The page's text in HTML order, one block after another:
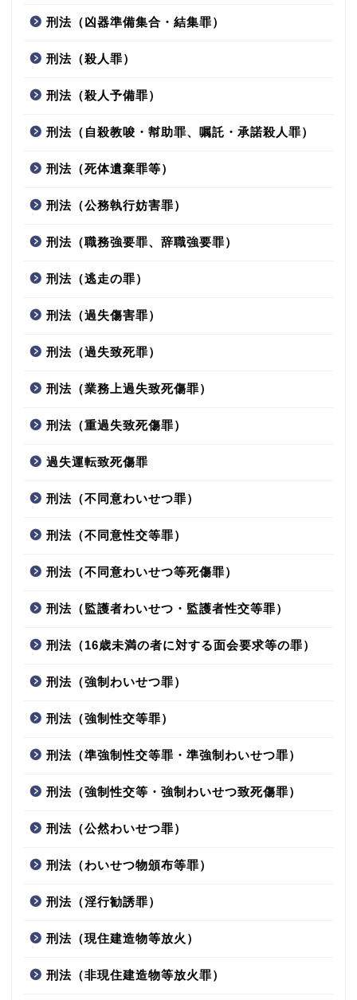
刑法（凶器準備集合・結集罪）
刑法（殺人罪）
刑法（殺人予備罪）
刑法（自殺教唆・幇助罪、嘱託・承諾殺人罪）
刑法（死体遺棄罪等）
刑法（公務執行妨害罪）
刑法（職務強要罪、辞職強要罪）
刑法（逃走の罪）
刑法（過失傷害罪）
刑法（過失致死罪）
刑法（業務上過失致死傷罪）
刑法（重過失致死傷罪）
過失運転致死傷罪
刑法（不同意わいせつ罪）
刑法（不同意性交等罪）
刑法（不同意わいせつ等死傷罪）
刑法（監護者わいせつ・監護者性交等罪）
刑法（16歳未満の者に対する面会要求等の罪）
刑法（強制わいせつ罪）
刑法（強制性交等罪）
刑法（準強制性交等罪・準強制わいせつ罪）
刑法（強制性交等・強制わいせつ致死傷罪）
刑法（公然わいせつ罪）
刑法（わいせつ物頒布等罪）
刑法（淫行勧誘罪）
刑法（現住建造物等放火）
刑法（非現住建造物等放火罪）